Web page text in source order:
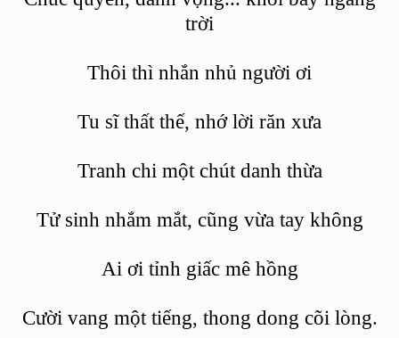
trời
Thôi thì nhắn nhủ người ơi
Tu sĩ thất thế, nhớ lời răn xưa
Tranh chi một chút danh thừa
Tử sinh nhắm mắt, cũng vừa tay không
Ai ơi tỉnh giấc mê hồng
Cười vang một tiếng, thong dong cõi lòng.